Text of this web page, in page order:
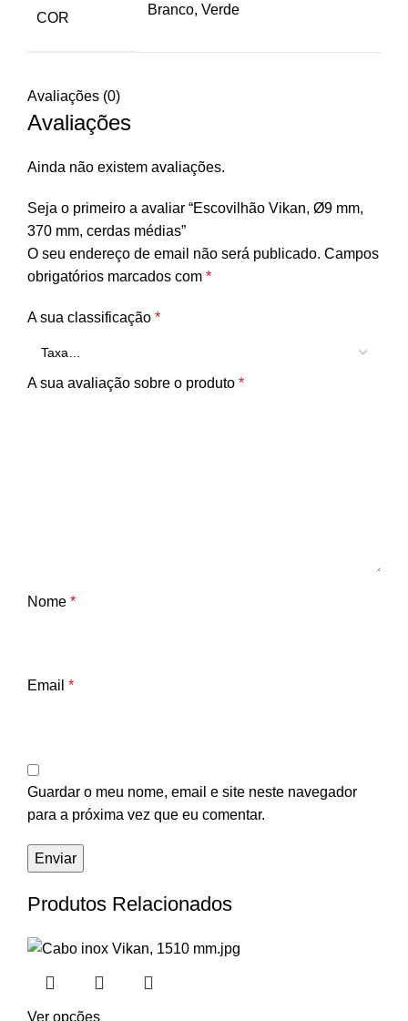
COR
Branco, Verde
Avaliações (0)
Avaliações
Ainda não existem avaliações.
Seja o primeiro a avaliar “Escovilhão Vikan, Ø9 mm,
370 mm, cerdas médias”
O seu endereço de email não será publicado. Campos
obrigatórios marcados com *
A sua classificação *
A sua avaliação sobre o produto *
Nome *
Email *
Guardar o meu nome, email e site neste navegador
para a próxima vez que eu comentar.
Produtos Relacionados
Ver opções